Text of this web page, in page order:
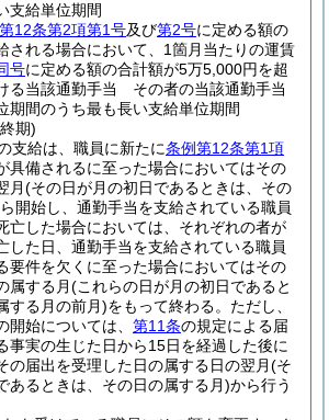
支給単位期間
12条第2項第1号及び第2号に定める額の
される場合において、1箇月当たりの運賃
号に定める額の合計額が5万5,000円を超
る当該通勤手当 その者の当該通勤手当
期間のうち最も長い支給単位期間
期)
支給は、職員に新たに条例第12条第1項
具備されるに至った場合においてはその
月(その日が月の初日であるときは、その
開始し、通勤手当を支給されている職員
亡した場合においては、それぞれの者が
した日、通勤手当を支給されている職員
要件を欠くに至った場合においてはその
属する月(これらの日が月の初日であると
する月の前月)をもって終わる。 ただし、
開始については、 第11条の規定による届
事実の生じた日から15日を経過した後に
の届出を受理した日の属する日の翌月(そ
あるときは、その日の属する月)から行う